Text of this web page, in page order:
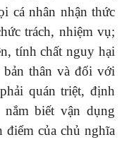
cá nhân nhận thức
trách, nhiệm vụ;
tính chất nguy hại
thân và đối với
quán triệt, định
biết vận dụng
điểm của chủ nghĩa